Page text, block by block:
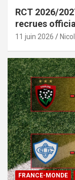
RCT 2026/
recrues
11 juin 2026
FRANCE-MONDE